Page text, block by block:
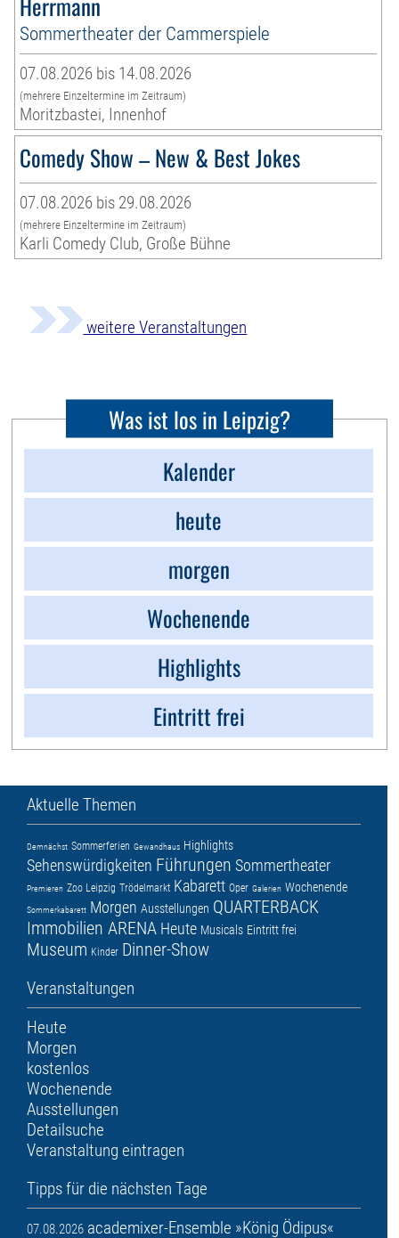
Sommertheater der Cammerspiele
07.08.2026 bis 14.08.2026
(mehrere Einzeltermine im Zeitraum)
Moritzbastei, Innenhof
Comedy Show – New & Best Jokes
07.08.2026 bis 29.08.2026
(mehrere Einzeltermine im Zeitraum)
Karli Comedy Club, Große Bühne
weitere Veranstaltungen
Was ist los in Leipzig?
Kalender
heute
morgen
Wochenende
Highlights
Eintritt frei
Aktuelle Themen
Demnächst Sommerferien Gewandhaus Highlights
Sehenswürdigkeiten Führungen Sommertheater
Premieren Zoo Leipzig Trödelmarkt Kabarett Oper Galerien Wochenende
Sommerkabarett Morgen Ausstellungen QUARTERBACK
Immobilien ARENA Heute Musicals Eintritt frei
Museum Kinder Dinner-Show
Veranstaltungen
Heute
Morgen
kostenlos
Wochenende
Ausstellungen
Detailsuche
Veranstaltung eintragen
Tipps für die nächsten Tage
07.08.2026 academixer-Ensemble »König Ödipus«